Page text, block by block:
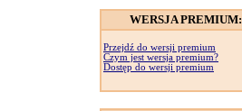
WERSJA PREMIUM:
Przejdź do wersji premium
Czym jest wersja premium?
Dostęp do wersji premium